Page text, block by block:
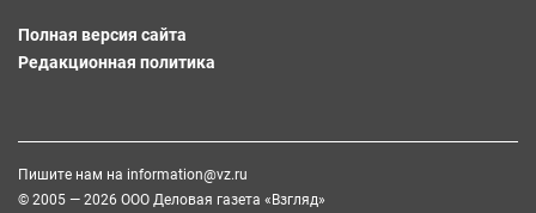
Полная версия сайта
Редакционная политика
Пишите нам на information@vz.ru
© 2005 — 2026 ООО Деловая газета «Взгляд»